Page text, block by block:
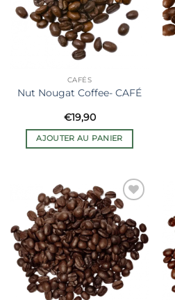
CAFÉS
Nut Nougat Coffee- CAFÉ
€19,90
AJOUTER AU PANIER
Ajouter
à la liste
de
souhaits